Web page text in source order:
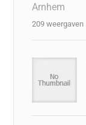
Arnhem
209 weergaven